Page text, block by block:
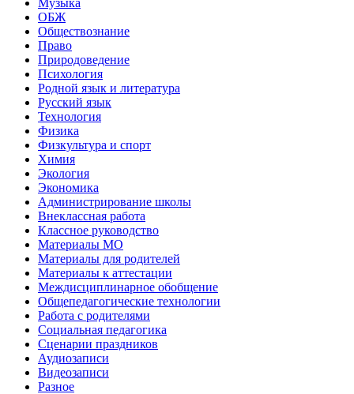
ОБЖ
Обществознание
Право
Природоведение
Психология
Родной язык и литература
Русский язык
Технология
Физика
Физкультура и спорт
Химия
Экология
Экономика
Администрирование школы
Внеклассная работа
Классное руководство
Материалы МО
Материалы для родителей
Материалы к аттестации
Междисциплинарное обобщение
Общепедагогические технологии
Работа с родителями
Социальная педагогика
Сценарии праздников
Аудиозаписи
Видеозаписи
Разное